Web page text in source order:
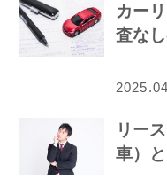
カー
査な
リー
車）